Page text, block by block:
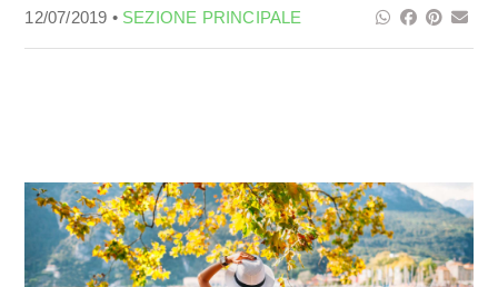
12/07/2019 • SEZIONE PRINCIPALE